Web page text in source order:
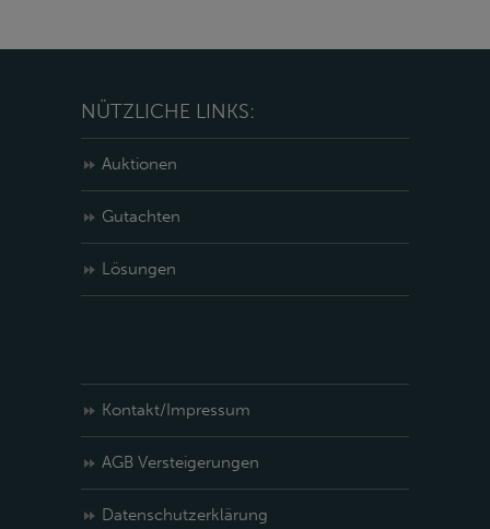
NÜTZLICHE LINKS:
Auktionen
Gutachten
Lösungen
Kontakt/Impressum
AGB Versteigerungen
Datenschutzerklärung